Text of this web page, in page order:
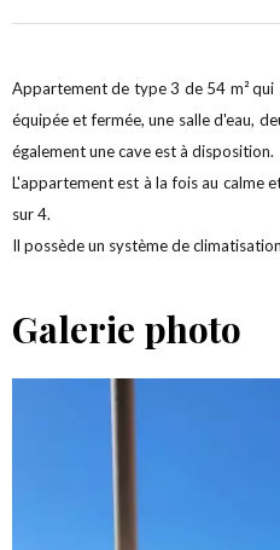
Appartement de type 3 de 54 m² qui
équipée et fermée, une salle d'eau,
également une cave est à disposition.
L'appartement est à la fois au calme
sur 4.
Il possède un système de
Galerie photo